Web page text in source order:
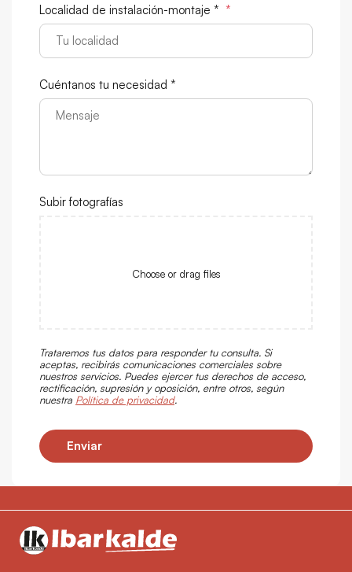
Localidad de instalación-montaje * *
Cuéntanos tu necesidad *
Subir fotografías
Choose or drag files
Trataremos tus datos para responder tu consulta. Si
aceptas, recibirás comunicaciones comerciales sobre
nuestros servicios. Puedes ejercer tus derechos de acceso,
rectificación, supresión y oposición, entre otros, según
nuestra Política de privacidad.
Enviar